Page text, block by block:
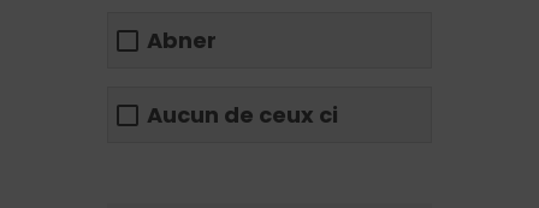
Abner
Aucun de ceux ci